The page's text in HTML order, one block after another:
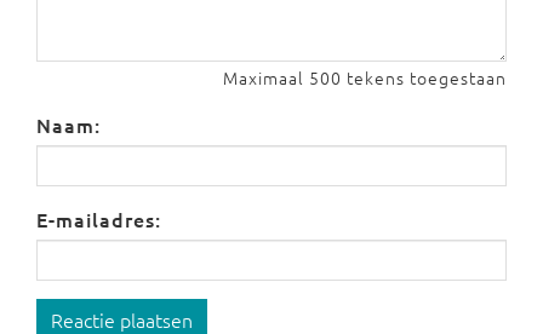
Maximaal 500 tekens toegestaan
Naam:
E-mailadres:
Reactie plaatsen